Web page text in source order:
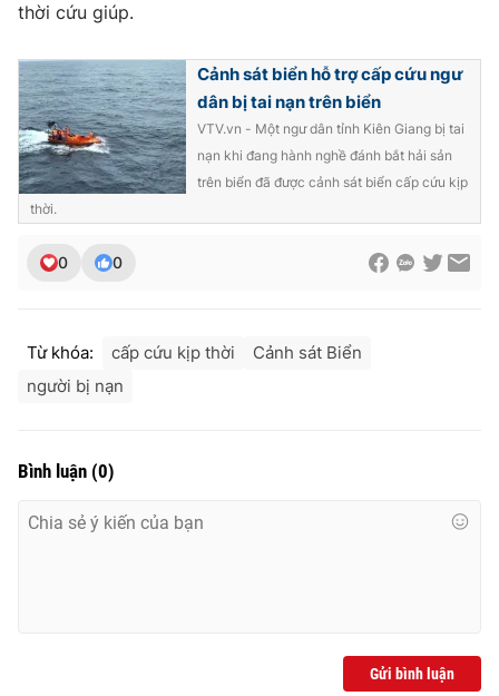
Photo
Video Shorts video
VTV Money VTV Thể thao
VTV Sức khoẻ
Thị trường 24h Tấm lòng Việt
VTV4 Vươn mình bằng AI
Liên hệ tòa soạn
thời cứu giúp.
Cảnh sát biển hỗ trợ cấp cứu ngư
dân bị tai nạn trên biển
VTV.vn - Một ngư dân tỉnh Kiên Giang bị tai
nạn khi đang hành nghề đánh bắt hải sản
trên biển đã được cảnh sát biển cấp cứu kịp
thời.
0 0
Từ khóa: cấp cứu kịp thời
Cảnh sát Biển
người bị nạn
Bình luận (0)
Gửi bình luận